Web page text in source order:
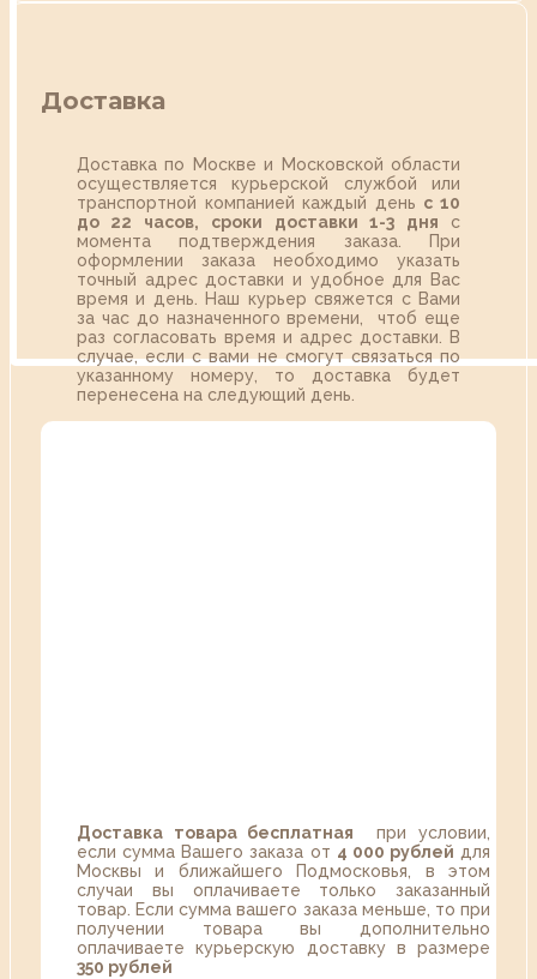
Доставка
Доставка по Москве и Московской области
осуществляется курьерской службой или
транспортной компанией каждый день с 10
до 22 часов,
сроки доставки 1-3 дня с
момента подтверждения заказа. При
оформлении заказа необходимо указать
точный адрес доставки и удобное для Вас
время и день. Наш курьер свяжется с Вами
за час до назначенного времени, чтоб еще
раз согласовать время и адрес доставки. В
случае, если с вами не смогут связаться по
указанному номеру, то доставка будет
перенесена на следующий день.
Доставка товара бесплатная при условии,
если сумма Вашего заказа от 4 000 рублей для
Москвы и ближайшего Подмосковья, в этом
случаи вы оплачиваете только заказанный
товар. Если сумма вашего заказа меньше, то при
получении товара вы дополнительно
оплачиваете курьерскую доставку в размере
350 рублей